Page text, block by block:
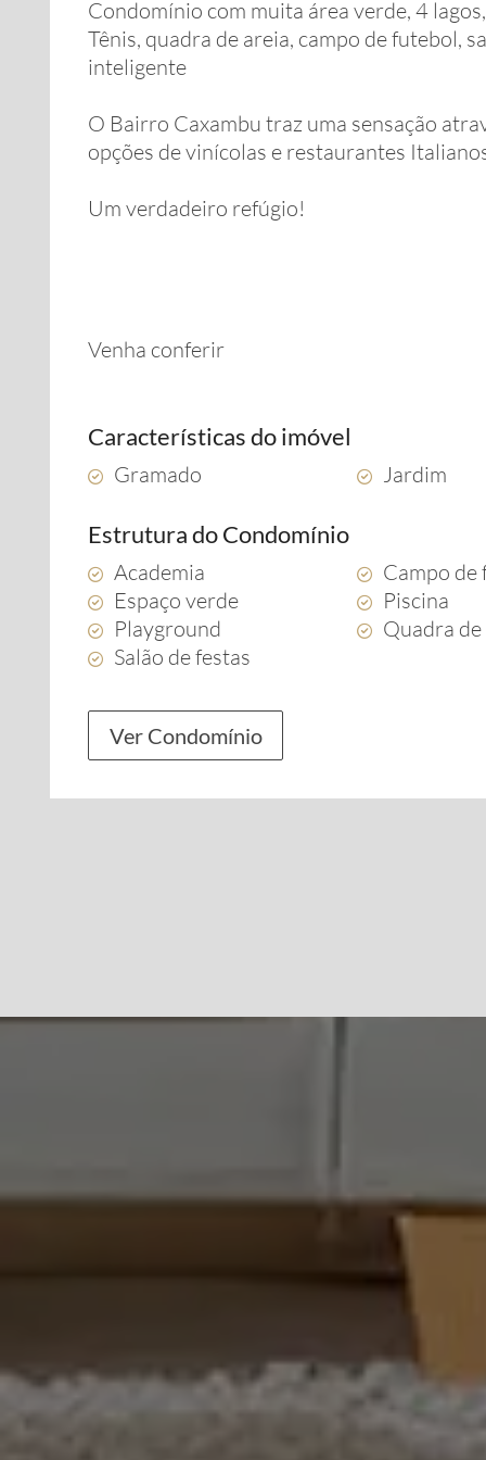
Condomínio com muita área verde, 4
Tênis, quadra de areia, campo de futebol,
inteligente
O Bairro Caxambu traz uma sensação
opções de vinícolas e restaurantes
Um verdadeiro refúgio!
Venha conferir
Características do imóvel
Gramado Jardim
Estrutura do Condomínio
Academia
Campo
Espaço verde
Piscina
Playground
Quadra
Salão de festas
Ver Condomínio